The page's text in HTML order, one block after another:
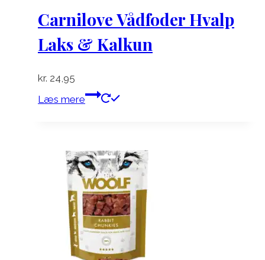
Carnilove Vådfoder Hvalp
Laks & Kalkun
kr. 24,95
Læs mere